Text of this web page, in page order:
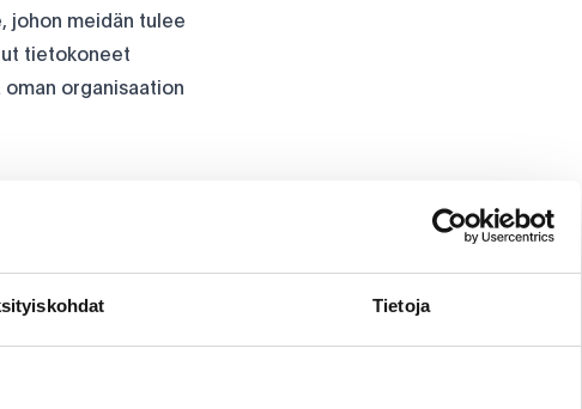
Tietoja
johon meidän tulee
tietokoneet
organisaation
ja henkilöstöä
3 -kategoriaan
Gradialle
kiloa ja